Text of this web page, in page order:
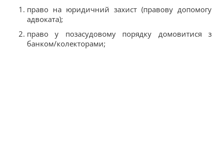
право на юридичний захист (правову допомогу
адвоката);
право у позасудовому порядку домовитися з
банком/колекторами;